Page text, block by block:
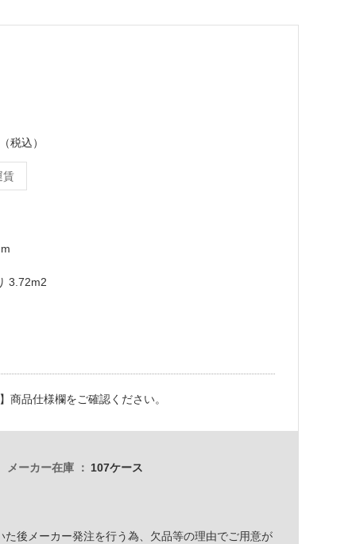
税込）
賃
3.72m2
商品仕様欄をご確認ください。
メーカー在庫 107ケース
た後メーカー発注を行う為、欠品等の理由でご用意が